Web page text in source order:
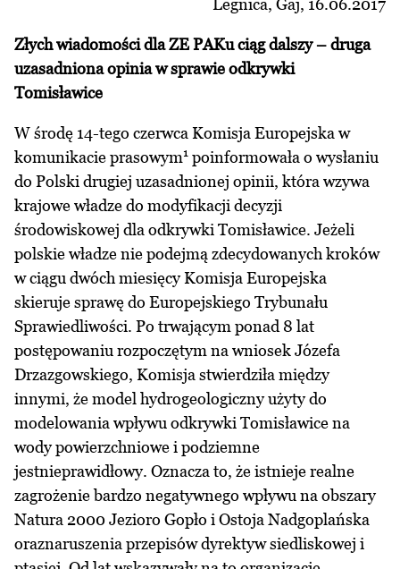
Legnica, Gaj, 16.06.2017
Złych wiadomości dla ZE PAKu ciąg dalszy – druga
uzasadniona opinia w sprawie odkrywki
Tomisławice
W środę 14-tego czerwca Komisja Europejska w
komunikacie prasowym1 poinformowała o wysłaniu
do Polski drugiej uzasadnionej opinii, która wzywa
krajowe władze do modyfikacji decyzji
środowiskowej dla odkrywki Tomisławice. Jeżeli
polskie władze nie podejmą zdecydowanych kroków
w ciągu dwóch miesięcy Komisja Europejska
skieruje sprawę do Europejskiego Trybunału
Sprawiedliwości. Po trwającym ponad 8 lat
postępowaniu rozpoczętym na wniosek Józefa
Drzazgowskiego, Komisja stwierdziła między
innymi, że model hydrogeologiczny użyty do
modelowania wpływu odkrywki Tomisławice na
wody powierzchniowe i podziemne
jestnieprawidłowy. Oznacza to, że istnieje realne
zagrożenie bardzo negatywnego wpływu na obszary
Natura 2000 Jezioro Gopło i Ostoja Nadgoplańska
oraznaruszenia przepisów dyrektyw siedliskowej i